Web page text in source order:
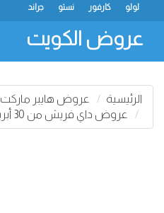
جراند نستو كارفور لولو
عروض الكويت
الرئيسية عروض هايبر ماركت
عروض داي فريش من 30 أبريل إلى 02 مايو 2026